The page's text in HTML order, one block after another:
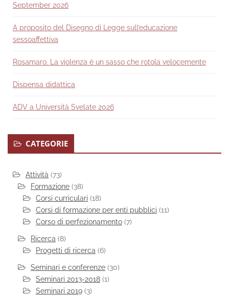
September 2026
A proposito del Disegno di Legge sull’educazione
sessoaffettiva
Rosamaro. La violenza è un sasso che rotola velocemente
Dispensa didattica
ADV a Università Svelate 2026
CATEGORIE
Attività (73)
Formazione (38)
Corsi curriculari (18)
Corsi di formazione per enti pubblici (11)
Corso di perfezionamento (7)
Ricerca (8)
Progetti di ricerca (6)
Seminari e conferenze (30)
Seminari 2013-2018 (1)
Seminari 2019 (3)